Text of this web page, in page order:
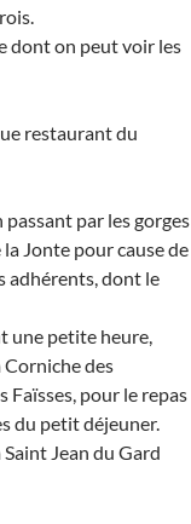
dont on peut voir les
restaurant du
par les gorges
Jonte pour cause de
adhérents, dont le
une petite heure,
des
Faïsses, pour le repas
du petit déjeuner.
Jean du Gard